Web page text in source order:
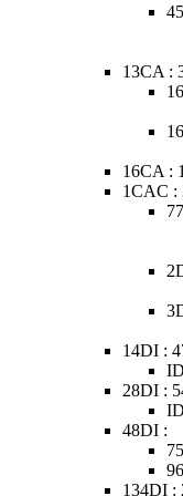
13CA :
16CA :
1CAC :
14DI :
28DI :
48DI :
134DI :